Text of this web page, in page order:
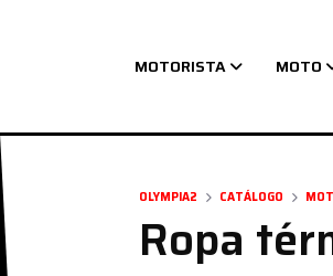
Navegación principal
MOTORISTA MOTO
OLYMPIA2 CATÁLOGO
Ropa